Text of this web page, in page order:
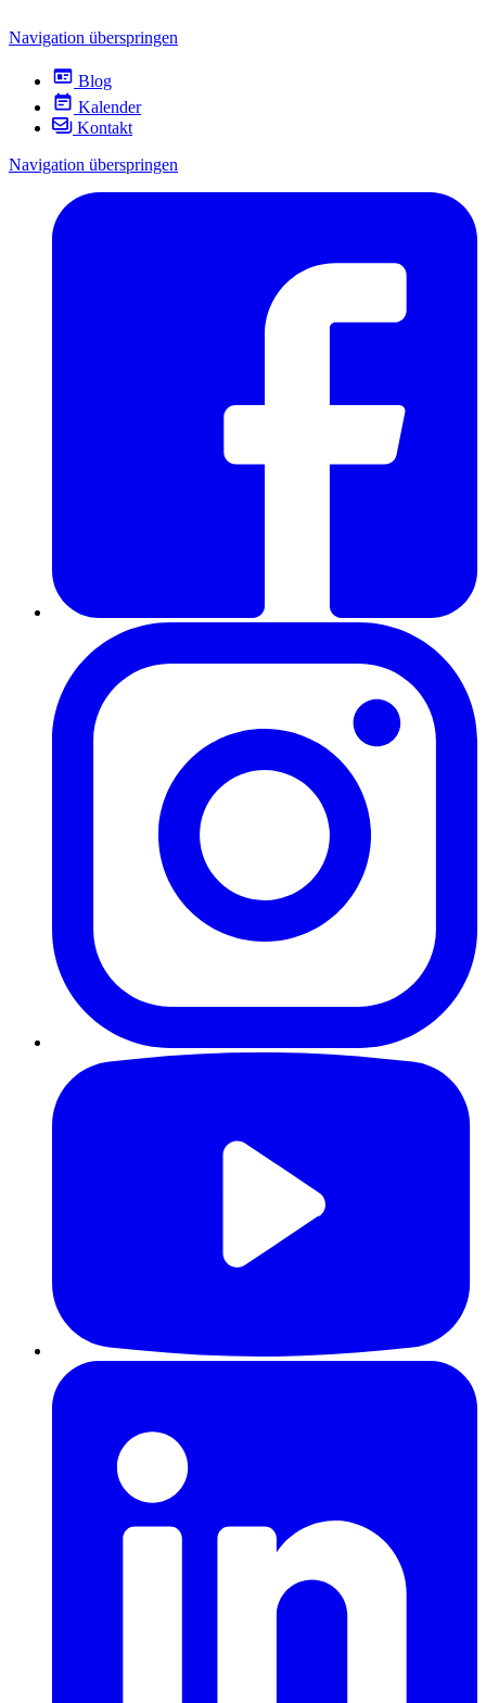
Navigation überspringen
Blog
Kalender
Kontakt
Navigation überspringen